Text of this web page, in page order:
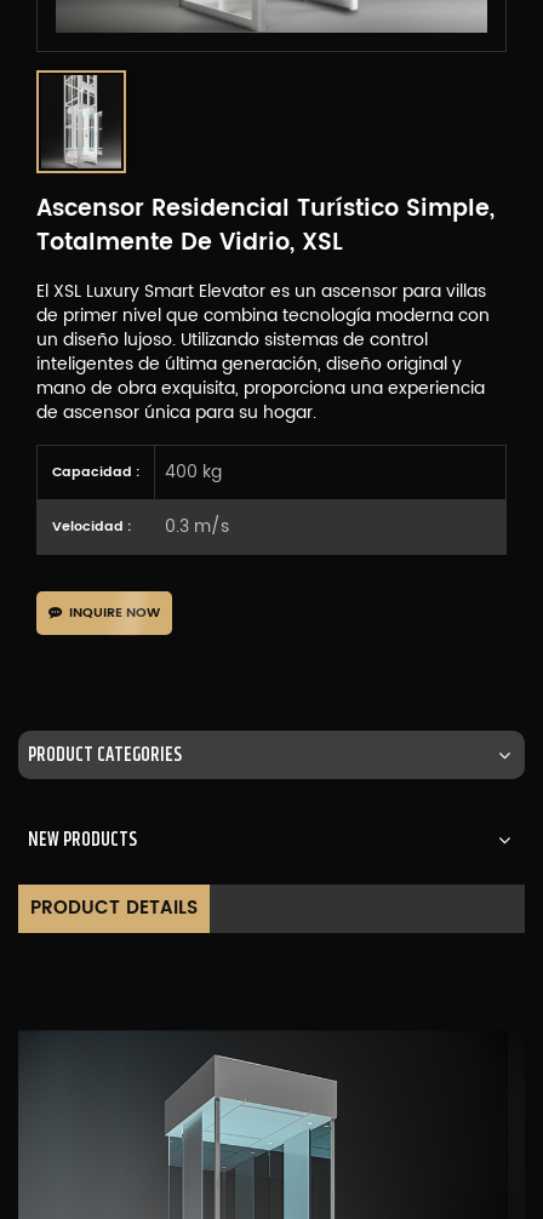
Ascensor Residencial Turístico Simple,
Totalmente De Vidrio, XSL
El XSL Luxury Smart Elevator es un ascensor para villas
de primer nivel que combina tecnología moderna con
un diseño lujoso. Utilizando sistemas de control
inteligentes de última generación, diseño original y
mano de obra exquisita, proporciona una experiencia
de ascensor única para su hogar.
Capacidad : 400 kg
Velocidad : 0.3 m/s
INQUIRE NOW
PRODUCT CATEGORIES
NEW PRODUCTS
PRODUCT DETAILS